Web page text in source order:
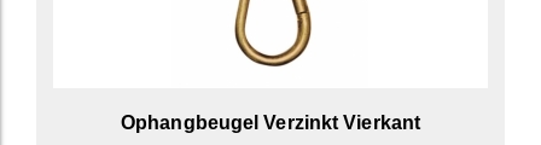
Ophangbeugel Verzinkt Vierkant